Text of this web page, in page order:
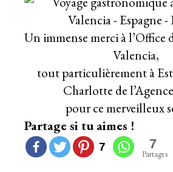
Un immense merci à l’Office
Valencia,
tout particulièrement à
Charlotte de
pour ce merveilleux
Partage si tu aimes !
7 7
Partages